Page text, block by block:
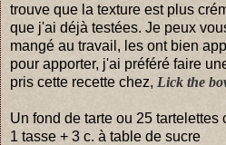
trouve que la texture est plus
que j'ai déjà testées. Je peux
mangé au travail, les ont bien
pour apporter, j'ai préféré faire
pris cette recette chez, Lick the
Un fond de tarte ou 25 tartelettes
1 tasse + 3 c. à table de sucre